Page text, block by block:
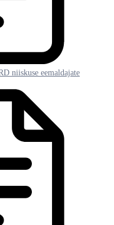
niiskuse eemaldajate